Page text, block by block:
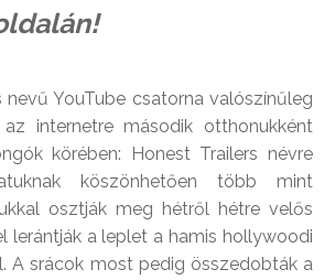
nevű YouTube csatorna valószínűleg
internetre második otthonukként
körében: Honest Trailers névre
köszönhetően több mint
osztják meg hétről hétre velős
lerántják a leplet a hamis hollywoodi
A srácok most pedig összedobták a